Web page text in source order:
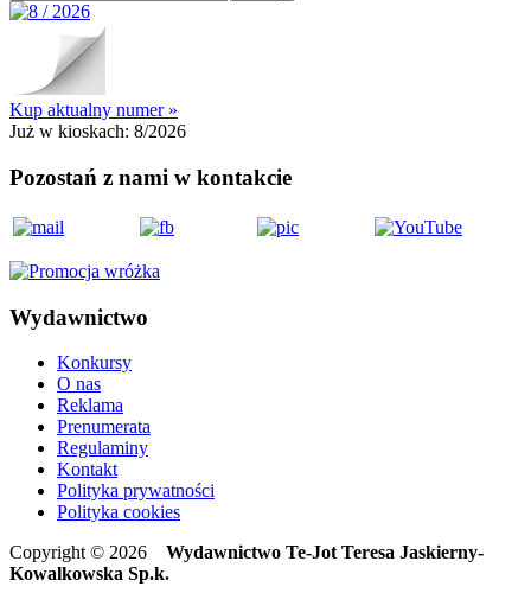
Kup aktualny numer »
Już w kioskach: 8/2026
Pozostań z nami w kontakcie
Wydawnictwo
Konkursy
O nas
Reklama
Prenumerata
Regulaminy
Kontakt
Polityka prywatności
Polityka cookies
Copyright © 2026 Wydawnictwo Te-Jot Teresa Jaskierny-
Kowalkowska Sp.k.